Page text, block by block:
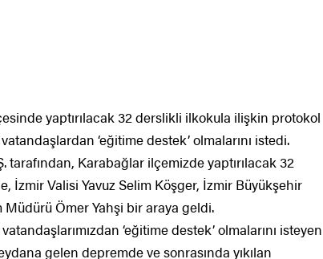
yaptırılacak 32 derslikli ilkokula ilişkin protokol
‘eğitime destek’ olmalarını istedi.
Karabağlar ilçemizde yaptırılacak 32
Valisi Yavuz Selim Köşger, İzmir Büyükşehir
Müdürü Ömer Yahşi bir araya geldi.
‘eğitime destek’ olmalarını isteyen
gelen depremde ve sonrasında yıkılan